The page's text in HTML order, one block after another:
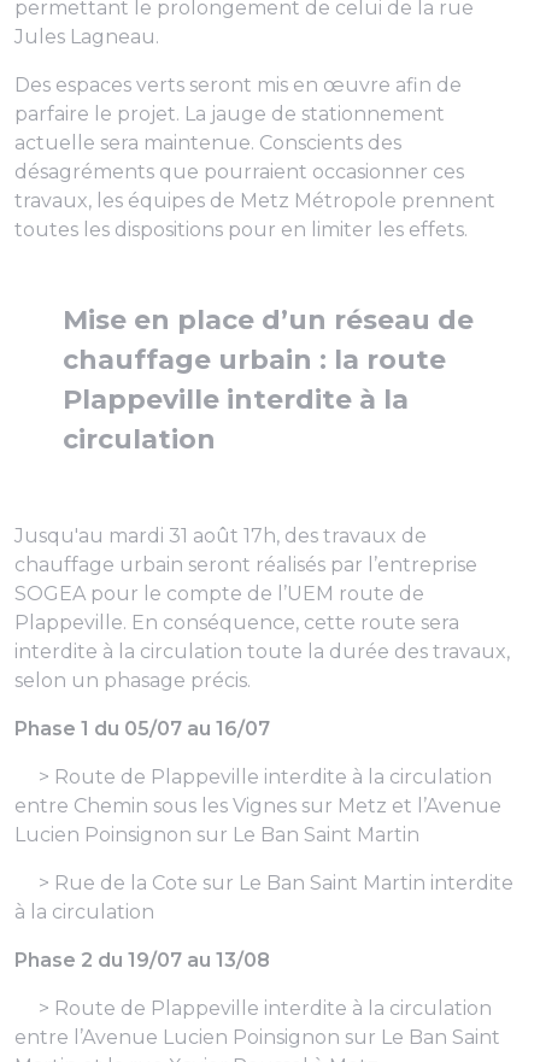
permettant le prolongement de celui de la rue
Jules Lagneau.
Des espaces verts seront mis en œuvre afin de
parfaire le projet. La jauge de stationnement
actuelle sera maintenue. Conscients des
désagréments que pourraient occasionner ces
travaux, les équipes de Metz Métropole prennent
toutes les dispositions pour en limiter les effets.
Mise en place d’un réseau de
chauffage urbain : la route
Plappeville interdite à la
circulation
Jusqu'au mardi 31 août 17h, des travaux de
chauffage urbain seront réalisés par l’entreprise
SOGEA pour le compte de l’UEM route de
Plappeville. En conséquence, cette route sera
interdite à la circulation toute la durée des travaux,
selon un phasage précis.
Phase 1 du 05/07 au 16/07
> Route de Plappeville interdite à la circulation
entre Chemin sous les Vignes sur Metz et l’Avenue
Lucien Poinsignon sur Le Ban Saint Martin
> Rue de la Cote sur Le Ban Saint Martin interdite
à la circulation
Phase 2 du 19/07 au 13/08
> Route de Plappeville interdite à la circulation
entre l’Avenue Lucien Poinsignon sur Le Ban Saint